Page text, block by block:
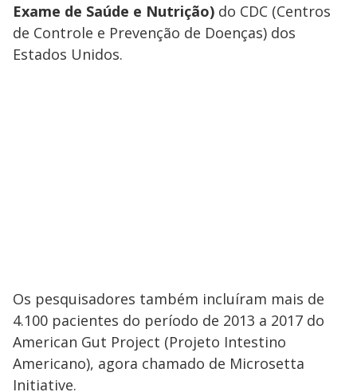
Exame de Saúde e Nutrição) do CDC (Centros
de Controle e Prevenção de Doenças) dos
Estados Unidos.
Os pesquisadores também incluíram mais de
4.100 pacientes do período de 2013 a 2017 do
American Gut Project (Projeto Intestino
Americano), agora chamado de Microsetta
Initiative.